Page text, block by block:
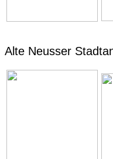
Alte Neusser